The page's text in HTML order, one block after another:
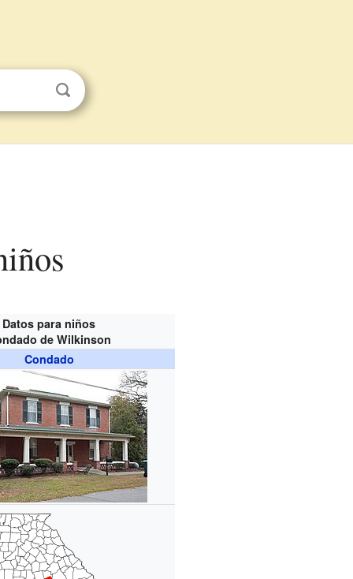
Datos para niños
de Wilkinson
Condado